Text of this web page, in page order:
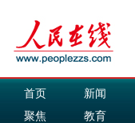
首页 新闻
聚焦
教育